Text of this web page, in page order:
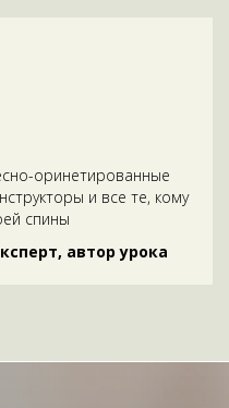
оринетированные
и все те, кому
спины
автор урока